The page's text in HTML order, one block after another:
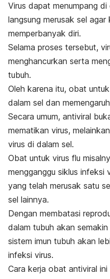
Virus dapat menumpang
langsung merusak sel agar
memperbanyak diri.
Selama proses tersebut,
menghancurkan serta
tubuh.
Oleh karena itu, obat
dalam sel dan
Secara umum, antiviral
mematikan virus,
virus di dalam sel.
Obat untuk virus flu
mengganggu siklus infeksi
yang telah merusak satu
sel lainnya.
Dengan membatasi
dalam tubuh akan
sistem imun tubuh akan
infeksi virus.
Cara kerja obat antiviral